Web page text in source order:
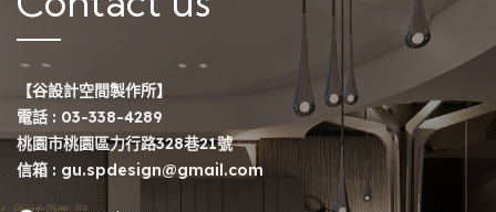
【谷設計空間製作所】
電話 : 03-338-4289
桃園市桃園區力行路328巷21號
信箱 : gu.spdesign@gmail.com